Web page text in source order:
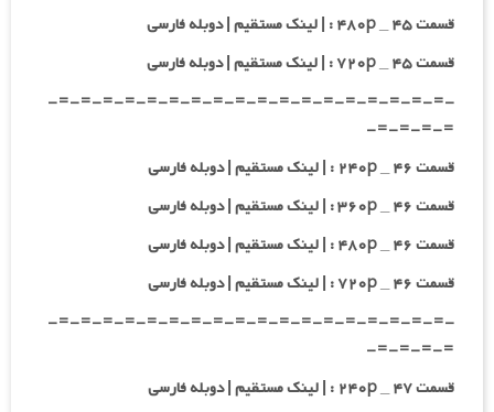
قسمت ۴۵ _ ۴۸۰p : | لینک مستقیم | دوبله فارسی
قسمت ۴۵ _ ۷۲۰p : | لینک مستقیم | دوبله فارسی
-=-=-=-=-=-=-=-=-=-=-=-=-=-=-=-=-=-=-
=-=-=-=-
قسمت ۴۶ _ ۲۴۰p : | لینک مستقیم | دوبله فارسی
قسمت ۴۶ _ ۳۶۰p : | لینک مستقیم | دوبله فارسی
قسمت ۴۶ _ ۴۸۰p : | لینک مستقیم | دوبله فارسی
قسمت ۴۶ _ ۷۲۰p : | لینک مستقیم | دوبله فارسی
-=-=-=-=-=-=-=-=-=-=-=-=-=-=-=-=-=-=-
=-=-=-=-
قسمت ۴۷ _ ۲۴۰p : | لینک مستقیم | دوبله فارسی